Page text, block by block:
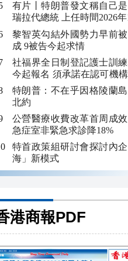
有片丨特朗普發文稱自己
瑞拉代總統 上任時間2026年
黎智英勾結外國勢力早前
成 9被告今起求情
社福界全日制登記護士訓
今起報名 須承諾在認可機
至少三年
特朗普：不在乎因格陵蘭
北約
公營醫療收費改革首周成
急症室非緊急求診降18%
特首政策組研討會探討內
海」新模式
港商報PDF